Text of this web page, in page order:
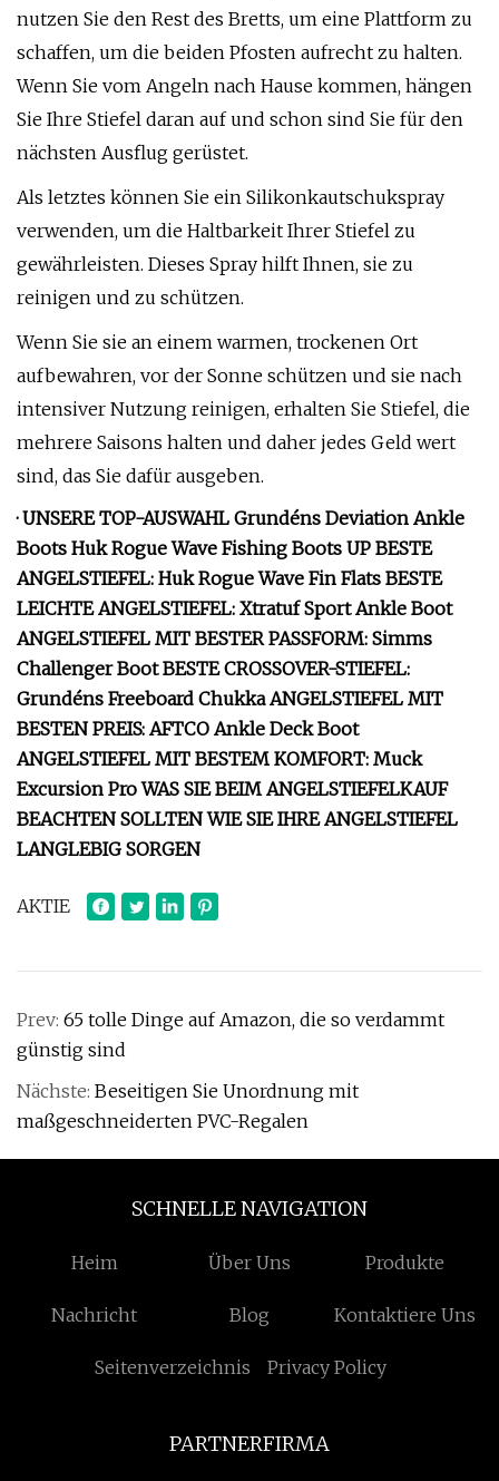
nutzen Sie den Rest des Bretts, um eine Plattform zu
schaffen, um die beiden Pfosten aufrecht zu halten.
Wenn Sie vom Angeln nach Hause kommen, hängen
Sie Ihre Stiefel daran auf und schon sind Sie für den
nächsten Ausflug gerüstet.
Als letztes können Sie ein Silikonkautschukspray
verwenden, um die Haltbarkeit Ihrer Stiefel zu
gewährleisten. Dieses Spray hilft Ihnen, sie zu
reinigen und zu schützen.
Wenn Sie sie an einem warmen, trockenen Ort
aufbewahren, vor der Sonne schützen und sie nach
intensiver Nutzung reinigen, erhalten Sie Stiefel, die
mehrere Saisons halten und daher jedes Geld wert
sind, das Sie dafür ausgeben.
· UNSERE TOP-AUSWAHL Grundéns Deviation Ankle
Boots Huk Rogue Wave Fishing Boots UP BESTE
ANGELSTIEFEL: Huk Rogue Wave Fin Flats BESTE
LEICHTE ANGELSTIEFEL: Xtratuf Sport Ankle Boot
ANGELSTIEFEL MIT BESTER PASSFORM: Simms
Challenger Boot BESTE CROSSOVER-STIEFEL:
Grundéns Freeboard Chukka ANGELSTIEFEL MIT
BESTEN PREIS: AFTCO Ankle Deck Boot
ANGELSTIEFEL MIT BESTEM KOMFORT: Muck
Excursion Pro WAS SIE BEIM ANGELSTIEFELKAUF
BEACHTEN SOLLTEN WIE SIE IHRE ANGELSTIEFEL
LANGLEBIG SORGEN
AKTIE
Prev: 65 tolle Dinge auf Amazon, die so verdammt
günstig sind
Nächste: Beseitigen Sie Unordnung mit
maßgeschneiderten PVC-Regalen
SCHNELLE NAVIGATION
Heim Über Uns Produkte
Nachricht Blog Kontaktiere Uns
Seitenverzeichnis Privacy Policy
PARTNERFIRMA